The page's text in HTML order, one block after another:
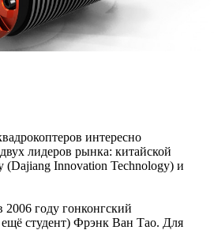
интересно
лидеров рынка: китайской
(Dajiang Innovation Technology) и
2006 году гонконгский
ещё студент) Фрэнк Ван Тао. Для